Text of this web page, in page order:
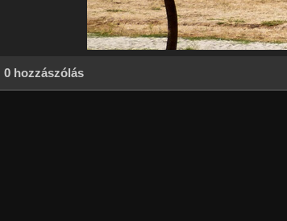
0 hozzászólás